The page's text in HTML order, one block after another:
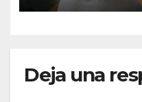
Deja una